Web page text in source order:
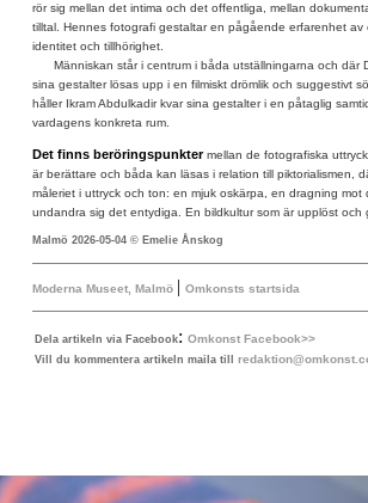
rör sig mellan det intima och det offentliga, mellan
tilltal. Hennes fotografi gestaltar en pågående erfarenhet av
identitet och tillhörighet.
Människan står i centrum i båda utställningarna och där
sina gestalter lösas upp i en filmiskt drömlik och suggestivt
håller Ikram Abdulkadir kvar sina gestalter i en påtaglig
vardagens konkreta rum.
Det finns beröringspunktermellan de fotografiska
är berättare och båda kan läsas i relation till piktorialismen,
måleriet i uttryck och ton: en mjuk oskärpa, en dragning mot
undandra sig det entydiga. En bildkultur som är upplöst och
Malmö 2026-05-04 © Emelie Ånskog
Moderna Museet, Malmö | Omkonsts startsida
Dela artikeln via Facebook: Omkonst Facebook>>
Vill du kommentera artikeln maila till